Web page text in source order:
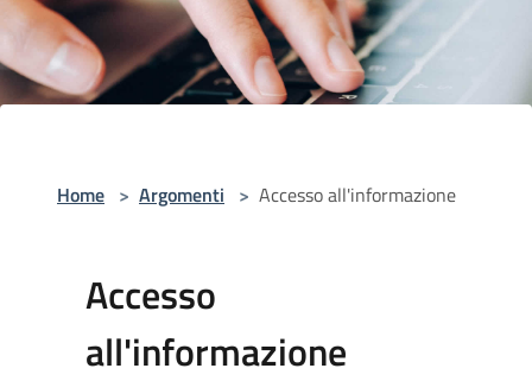
Home > Argomenti > Accesso all'informazione
Accesso
all'informazione